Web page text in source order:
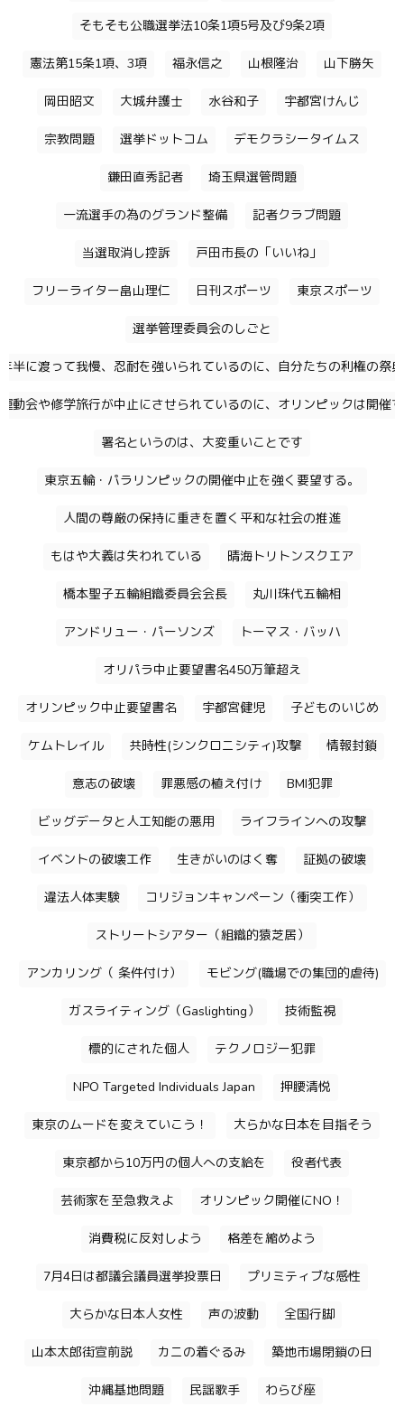
そもそも公職選挙法10条1項5号及び9条2項
憲法第15条1項、3項 福永信之 山根隆治 山下勝矢
岡田昭文 大城弁護士 水谷和子 宇都宮けんじ
宗教問題 選挙ドットコム デモクラシータイムス
鎌田直秀記者 埼玉県選管問題
一流選手の為のグランド整備 記者クラブ問題
当選取消し控訴 戸田市長の「いいね」
フリーライター畠山理仁 日刊スポーツ 東京スポーツ
選挙管理委員会のしごと
半に渡って我慢、忍耐を強いられているのに、自分たちの利権の祭
動会や修学旅行が中止にさせられているのに、オリンピックは開催
署名というのは、大変重いことです
東京五輪・パラリンピックの開催中止を強く要望する。
人間の尊厳の保持に重きを置く平和な社会の推進
もはや大義は失われている 晴海トリトンスクエア
橋本聖子五輪組織委員会会長 丸川珠代五輪相
アンドリュー・パーソンズ トーマス・バッハ
オリパラ中止要望書名450万筆超え
オリンピック中止要望書名 宇都宮健児 子どものいじめ
ケムトレイル 共時性(シンクロニシティ)攻撃 情報封鎖
意志の破壊 罪悪感の植え付け BMI犯罪
ビッグデータと人工知能の悪用 ライフラインへの攻撃
イベントの破壊工作 生きがいのはく奪 証拠の破壊
違法人体実験 コリジョンキャンペーン（衝突工作）
ストリートシアター（組織的猿芝居）
アンカリング（ 条件付け） モビング(職場での集団的虐待)
ガスライティング（Gaslighting） 技術監視
標的にされた個人 テクノロジー犯罪
NPO Targeted Individuals Japan 押腰清悦
東京のムードを変えていこう！ 大らかな日本を目指そう
東京都から10万円の個人への支給を 役者代表
芸術家を至急救えよ オリンピック開催にNO！
消費税に反対しよう 格差を縮めよう
7月4日は都議会議員選挙投票日 プリミティブな感性
大らかな日本人女性 声の波動 全国行脚
山本太郎街宣前説 カニの着ぐるみ 築地市場閉鎖の日
沖縄基地問題 民謡歌手 わらび座